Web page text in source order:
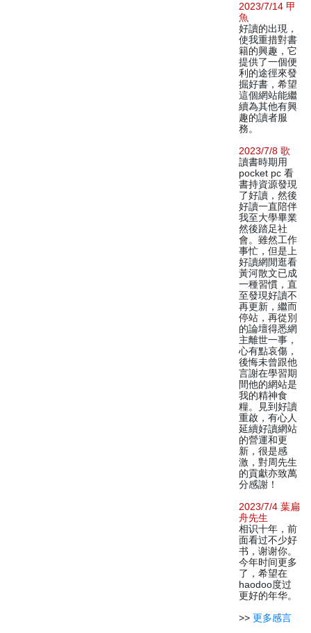
2023/7/14 甲
魚
好讀的出現，
使我重措對書
籍的興趣，它
提供了一個便
利的途徑來發
掘好書，希望
這個網站能繼
續為其他有興
趣的讀者服
務。
2023/7/8 歌
讀書時期用
pocket pc 看
書持資源發現
了好讀，然後
好讀一直陪伴
我至大學畢業
然後踏足社
會。雖然工作
事忙，但是上
好讀網閒逛看
黃河散文已成
一種習慣，直
至發現好讀不
再更新，繼而
停站，再從別
的論壇得悉網
主離世一事，
心有點哀傷，
後悔未曾跟他
言謝在學習期
間他的網站是
我的精神食
糧。見到好讀
重啟，有心人
延續好讀網站
的營運和更
新，很是感
激，對周先生
的貢獻亦致萬
分感謝！
2023/7/4 葉扁
舟先生
相识十年，前
面看过不少好
书，谢谢你。
今年时间更多
了，希望在
haodoo度过
更好的年华。
>> 更多感言